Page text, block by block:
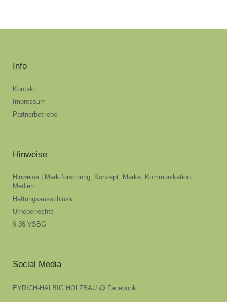
Info
Kontakt
Impressum
Partnerbetriebe
Hinweise
Hinweise | Marktforschung, Konzept, Marke, Kommunikation,
Medien
Haftungsausschluss
Urheberrechte
§ 36 VSBG
Social Media
EYRICH-HALBIG HOLZBAU @ Facebook